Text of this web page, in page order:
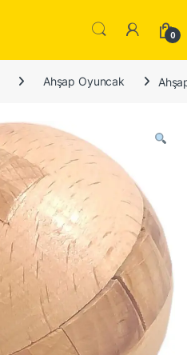
0
Ahşap Oyuncak